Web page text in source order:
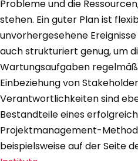
Probleme und die
stehen. Ein guter Plan ist
unvorhergesehene
auch strukturiert genug, um
Wartungsaufgaben
Einbeziehung von
Verantwortlichkeiten sind
Bestandteile eines
Projektmanagement-
beispielsweise auf der Seite